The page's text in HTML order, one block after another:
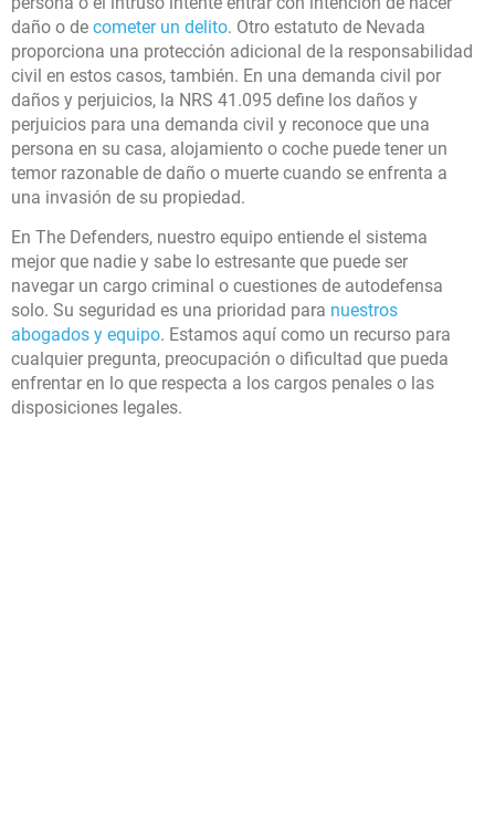
daño o de cometer un delito. Otro estatuto de Nevada
proporciona una protección adicional de la responsabilidad
civil en estos casos, también. En una demanda civil por
daños y perjuicios, la NRS 41.095 define los daños y
perjuicios para una demanda civil y reconoce que una
persona en su casa, alojamiento o coche puede tener un
temor razonable de daño o muerte cuando se enfrenta a
una invasión de su propiedad.
En The Defenders, nuestro equipo entiende el sistema
mejor que nadie y sabe lo estresante que puede ser
navegar un cargo criminal o cuestiones de autodefensa
solo. Su seguridad es una prioridad para nuestros
abogados y equipo. Estamos aquí como un recurso para
cualquier pregunta, preocupación o dificultad que pueda
enfrentar en lo que respecta a los cargos penales o las
disposiciones legales.